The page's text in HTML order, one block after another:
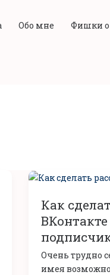
Обо мне Фишки о
Как
Очень трудно
имея
Как
рассылку
ВКонтакте
собрать
подписчиков